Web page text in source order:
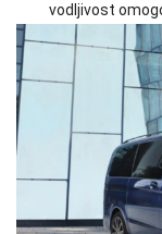
vodljivost